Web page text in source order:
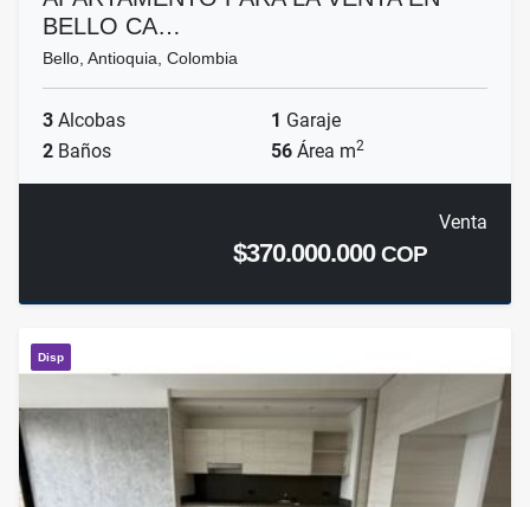
BELLO CA…
Bello, Antioquia, Colombia
3 Alcobas 1 Garaje
2 Baños 56 Área m2
Venta
$370.000.000COP
Disp